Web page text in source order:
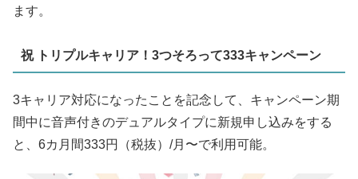
ます。
祝 トリプルキャリア！3つそろって333キャンペーン
3キャリア対応になったことを記念して、キャンペーン期
間中に音声付きのデュアルタイプに新規申し込みをする
と、6カ月間333円（税抜）/月〜で利用可能。